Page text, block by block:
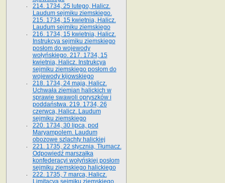
214. 1734, 25 lutego, Halicz.
Laudum sejmiku ziemskiego.
215. 1734, 15 kwietnia, Halicz.
Laudum sejmiku ziemskiego
216. 1734, 15 kwietnia, Halicz.
Instrukcya sejmiku ziemskiego
posłom do wojewody
wołyńskiego. 217. 1734, 15
kwietnia, Halicz. Instrukcya
sejmiku ziemskiego posłom do
wojewody kijowskiego
218. 1734, 24 maja, Halicz.
Uchwała ziemian halickich w
sprawie swawoli opryszków i
poddaństwa. 219. 1734, 26
czerwca, Halicz. Laudum
sejmiku ziemskiego
220. 1734, 30 lipca, pod
Maryampolem. Laudum
obozowe szlachty halickiej
221. 1735, 22 stycznia, Tłumacz.
Odpowiedź marszałka
konfederacyi wołyńskiej posłom
sejmiku ziemskiego halickiego
222. 1735, 7 marca, Halicz.
Limitacya sejmiku ziemskiego.